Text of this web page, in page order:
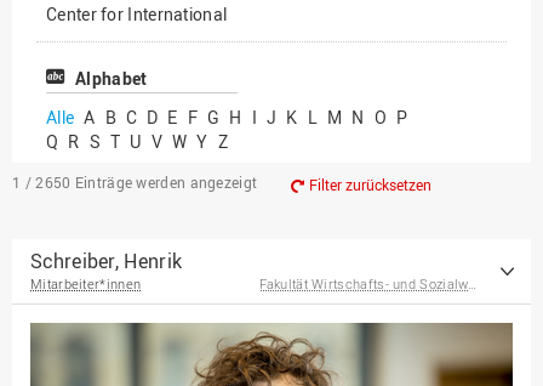
Center for International
Mobility
Center for International
Chancengerechtigkeit
eLearning Competence
EU-Büro
Fakultät
Agrarwissenschaften und
Landschaftsarchitektur
Professor*innen im
Alphabet
Alle A B C D E F G H I J K L M N O P
Q R S T U V W Y Z
1 / 2650 Einträge werden angezeigt Filter zurücksetzen
Schreiber, Henrik
Mitarbeiter*innen